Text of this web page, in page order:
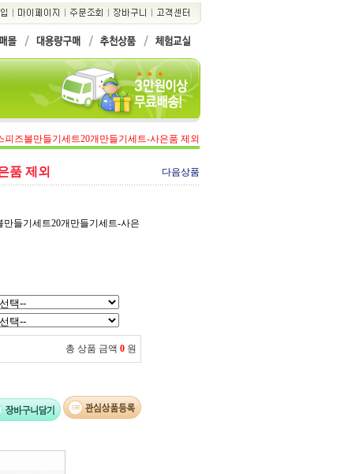
피즈볼만들기세트20개만들기세트-사은품 제외
품 제외 다음상품
들기세트20개만들기세트-사은
총 상품 금액 0 원